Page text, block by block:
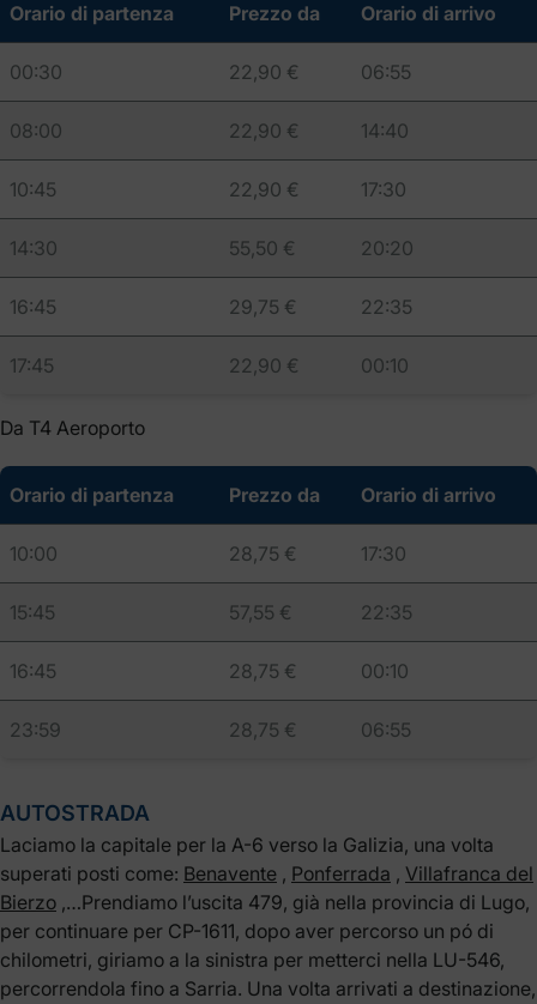
Orario di partenza Prezzo da Orario di arrivo
00:30 22,90 € 06:55
08:00 22,90 € 14:40
10:45 22,90 € 17:30
14:30 55,50 € 20:20
16:45 29,75 € 22:35
17:45 22,90 € 00:10
Da T4 Aeroporto
Orario di partenza Prezzo da Orario di arrivo
10:00 28,75 € 17:30
15:45 57,55 € 22:35
16:45 28,75 € 00:10
23:59 28,75 € 06:55
AUTOSTRADA
Laciamo la capitale per la A-6 verso la Galizia, una volta
superati posti come: Benavente , Ponferrada , Villafranca del
Bierzo ,…Prendiamo l’uscita 479, già nella provincia di Lugo,
per continuare per CP-1611, dopo aver percorso un pó di
chilometri, giriamo a la sinistra per metterci nella LU-546,
percorrendola fino a Sarria. Una volta arrivati a destinazione,